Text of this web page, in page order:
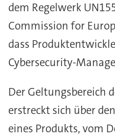
dem Regelwerk
Commission for
dass
Cybersecurity-
Der Geltungsbereich
erstreckt sich über
eines Produkts, vom